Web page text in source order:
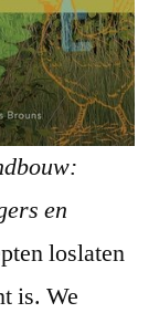
en
loslaten
is. We